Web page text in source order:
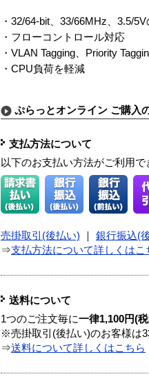
・32/64-bit、33/66MHz、3.5/
・フローコントロール対応
・VLAN Tagging、Priority
・CPU負荷を軽減
ぷらっとオンライン ご購入
支払方法について
以下のお支払い方法がご利用で
売掛取引(後払い) 銀行振込(
⇒支払方法について詳しくはこ
送料について
1つのご注文毎に一律1,100円(
※売掛取引(後払い)のお客様は
⇒送料について詳しくはこちら